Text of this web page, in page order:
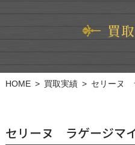
買
HOME 買取実績 セリーヌ
セリーヌ ラゲージマ